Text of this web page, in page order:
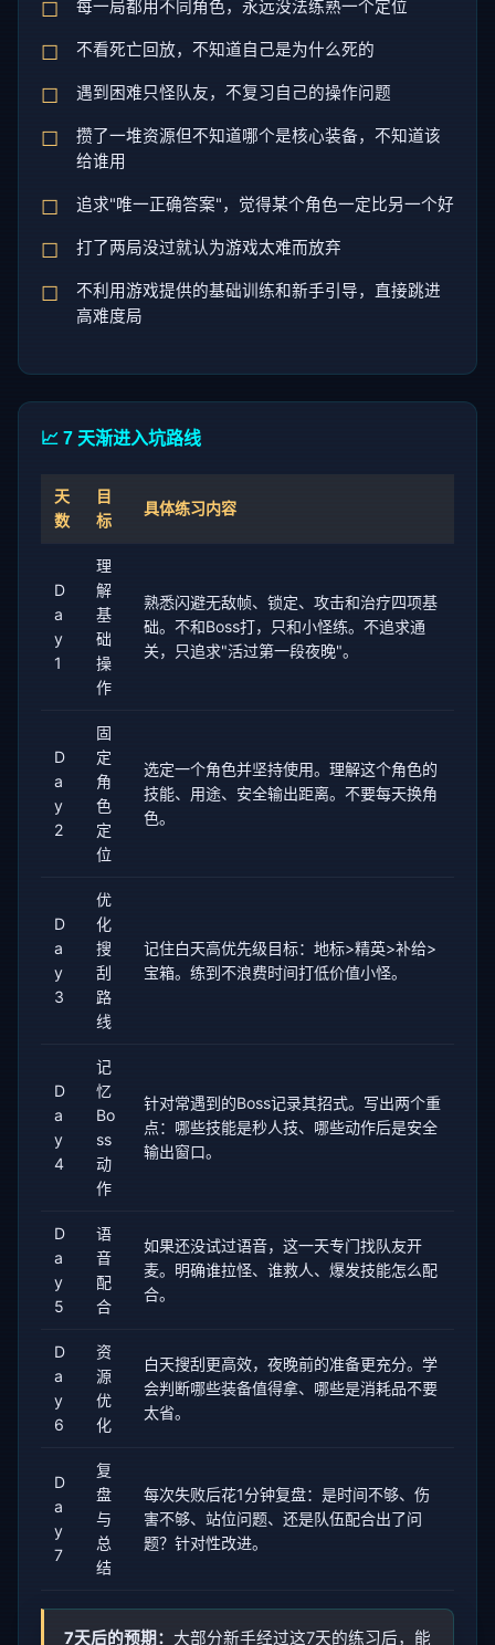
每一局都用不同角色，永远没法练熟一个定位
不看死亡回放，不知道自己是为什么死的
遇到困难只怪队友，不复习自己的操作问题
攒了一堆资源但不知道哪个是核心装备，不知道该
给谁用
追求"唯一正确答案"，觉得某个角色一定比另一个好
打了两局没过就认为游戏太难而放弃
不利用游戏提供的基础训练和新手引导，直接跳进
高难度局
📈 7 天渐进入坑路线
天
数
目
标
具体练习内容
D
a
y
1
理
解
基
础
操
作
熟悉闪避无敌帧、锁定、攻击和治疗四项基
础。不和Boss打，只和小怪练。不追求通
关，只追求"活过第一段夜晚"。
D
a
y
2
固
定
角
色
定
位
选定一个角色并坚持使用。理解这个角色的
技能、用途、安全输出距离。不要每天换角
色。
D
a
y
3
优
化
搜
刮
路
线
记住白天高优先级目标：地标>精英>补给>
宝箱。练到不浪费时间打低价值小怪。
D
a
y
4
记
忆
Bo
ss
动
作
针对常遇到的Boss记录其招式。写出两个重
点：哪些技能是秒人技、哪些动作后是安全
输出窗口。
D
a
y
5
语
音
配
合
如果还没试过语音，这一天专门找队友开
麦。明确谁拉怪、谁救人、爆发技能怎么配
合。
D
a
y
6
资
源
优
化
白天搜刮更高效，夜晚前的准备更充分。学
会判断哪些装备值得拿、哪些是消耗品不要
太省。
D
a
y
7
复
盘
与
总
结
每次失败后花1分钟复盘：是时间不够、伤
害不够、站位问题、还是队伍配合出了问
题？针对性改进。
7天后的预期： 大部分新手经过这7天的练习后，能